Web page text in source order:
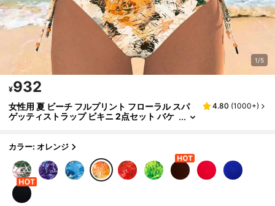
1/5
¥932
女性用 夏 ビーチ フルプリント フローラル スパ
ゲッティストラップ ビキニ 2点セット バケ
4.80 (1000+)
カラー: オレンジ